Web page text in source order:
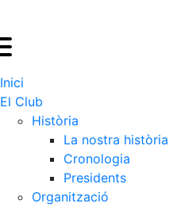
Inici
El Club
Història
La nostra història
Cronologia
Presidents
Organització